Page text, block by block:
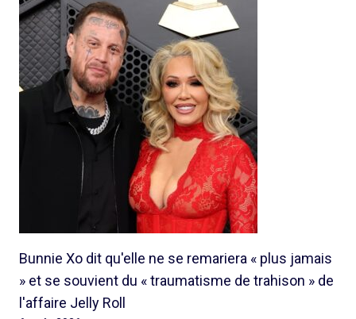
Bunnie Xo dit qu'elle ne se remariera « plus jamais
» et se souvient du « traumatisme de trahison » de
l'affaire Jelly Roll